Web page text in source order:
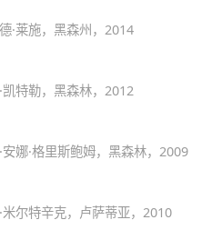
·莱施，黑森州，2014
凯特勒，黑森林，2012
安娜·格里斯鲍姆，黑森林，2009
米尔特辛克，卢萨蒂亚，2010